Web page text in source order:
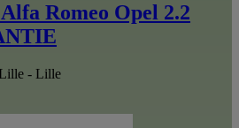
Romeo Opel 2.2
Lille - Lille